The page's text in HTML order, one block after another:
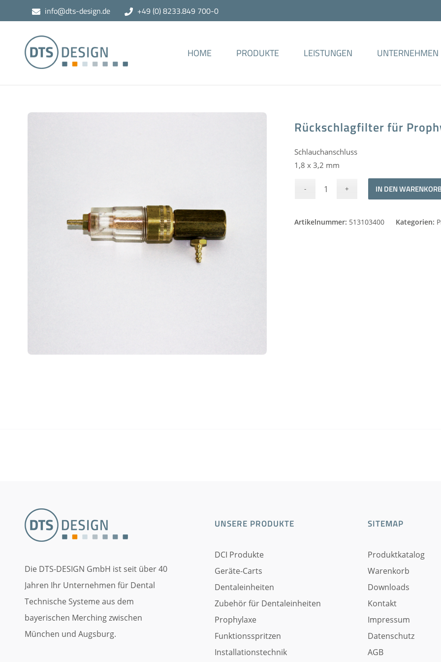
info@dts-design.de +49 (0) 8233.849 700-0
HOME PRODUKTE LEISTUNGEN UNTERNEHMEN
Rückschlagfilter für
Schlauchanschluss
1,8 x 3,2 mm
IN DEN
Artikelnummer: 513103400 Kategorien:
Die DTS-DESIGN GmbH ist seit über 40
Jahren Ihr Unternehmen für Dental
Technische Systeme aus dem
bayerischen Merching zwischen
München und Augsburg.
UNSERE PRODUKTE
DCI Produkte
Geräte-Carts
Dentaleinheiten
Zubehör für Dentaleinheiten
Prophylaxe
Funktionsspritzen
Installationstechnik
SITEMAP
Produktkatalog
Warenkorb
Downloads
Kontakt
Impressum
Datenschutz
AGB